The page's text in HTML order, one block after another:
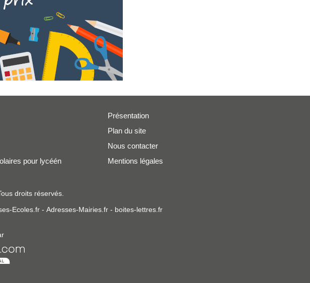
pour lycéén
Présentation
Plan du site
Nous contacter
Mentions légales
droits réservés.
Ecoles.fr - Adresses-Mairies.fr - boites-lettres.fr